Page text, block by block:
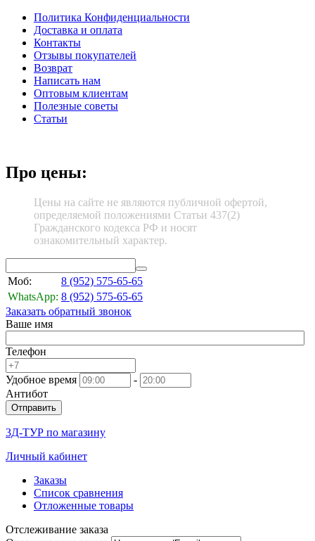
Политика Конфиденциальности
Доставка и оплата
Контакты
Отзывы покупателей
Возврат
Написать нам
Оптовым клиентам
Полезные советы
Статьи
Про цены:
Цены на сайте не являются публичной офертой,
определяемой положениями Статьи 437(2)
Гражданского кодекса РФ и носят
ознакомительный характер.
Моб: 8 (952) 575-65-65
WhatsApp: 8 (952) 575-65-65
Заказать обратный звонок
Ваше имя
Телефон
Удобное время
-
Антибот
Отправить
3Д-ТУР по магазину
Личный кабинет
Заказы
Список сравнения
Отложенные товары
Отслеживание заказа